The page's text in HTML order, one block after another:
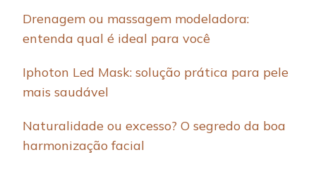
Drenagem ou massagem modeladora:
entenda qual é ideal para você
Iphoton Led Mask: solução prática para pele
mais saudável
Naturalidade ou excesso? O segredo da boa
harmonização facial